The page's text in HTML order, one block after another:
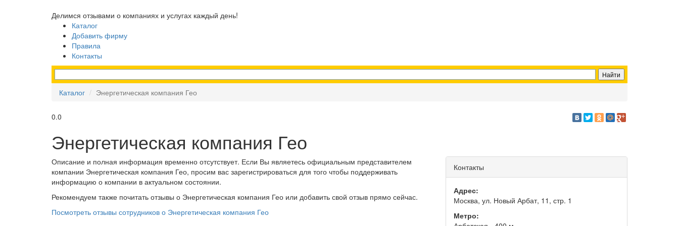
Делимся отзывами о компаниях и услугах каждый день!
Каталог
Добавить фирму
Правила
Контакты
Каталог Энергетическая компания Гео
0.0
Энергетическая компания Гео
Описание и полная информация временно отсутствует. Если Вы являетесь официальным представителем
компании Энергетическая компания Гео, просим вас зарегистрироваться для того чтобы поддерживать
информацию о компании в актуальном состоянии.
Рекомендуем также почитать отзывы о Энергетическая компания Гео или добавить свой отзыв прямо сейчас.
Посмотреть отзывы сотрудников о Энергетическая компания Гео
Контакты
Адрес:
Москва, ул. Новый Арбат, 11, стр. 1
Метро: